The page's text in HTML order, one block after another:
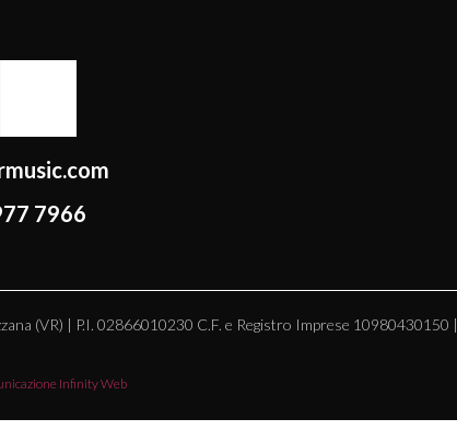
7966
(VR) | P.I. 02866010230 C.F. e Registro Imprese 10980430150 |
Infinity Web